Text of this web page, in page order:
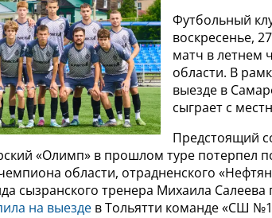
Футбольный
воскресенье,
матч в летнем
области. В
выезде в
сыграет с
Предстоящий
«Олимп» в прошлом туре потерпел
области, отрадненского
сызранского тренера Михаила
на выезде в Тольятти команде «СШ